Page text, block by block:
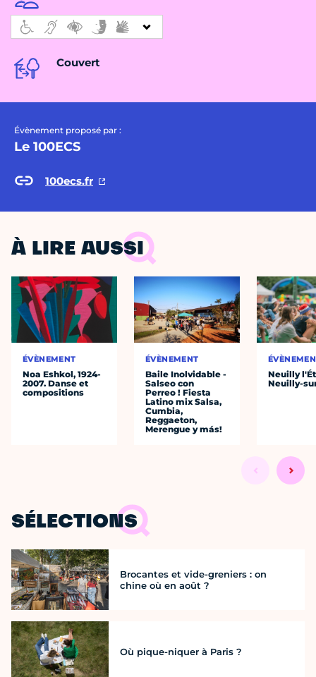
Couvert
Évènement proposé par :
Le 100ECS
100ecs.fr
À LIRE AUSSI
ÉVÈNEMENT
Noa Eshkol, 1924-
2007. Danse et
compositions
ÉVÈNEMENT
Baile Inolvidable -
Salseo con
Perreo ! Fiesta
Latino mix Salsa,
Cumbia,
Reggaeton,
Merengue y más!
Neuilly
Neuilly-
SÉLECTIONS
Brocantes et vide-greniers : on
chine où en août ?
Où pique-niquer à Paris ?